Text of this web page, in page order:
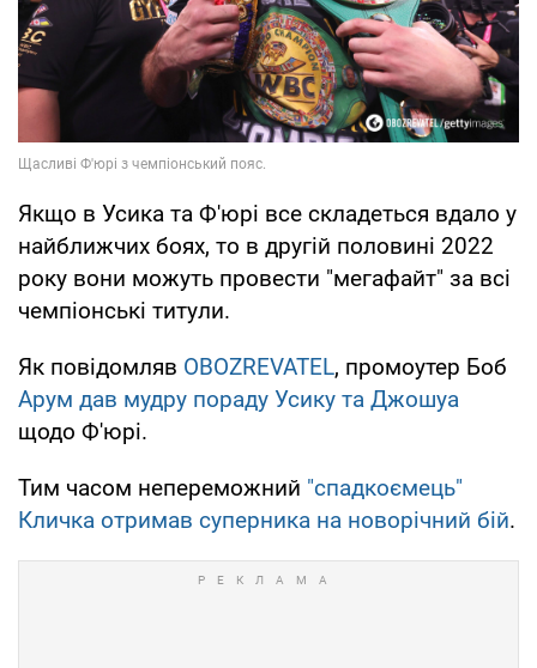
Якщо в Усика та Ф'юрі все складеться вдало у
найближчих боях, то в другій половині 2022
року вони можуть провести "мегафайт" за всі
чемпіонські титули.
Як повідомляв OBOZREVATEL, промоутер Боб
Арум дав мудру пораду Усику та Джошуа
щодо Ф'юрі.
Тим часом непереможний "спадкоємець"
Кличка отримав суперника на новорічний бій.